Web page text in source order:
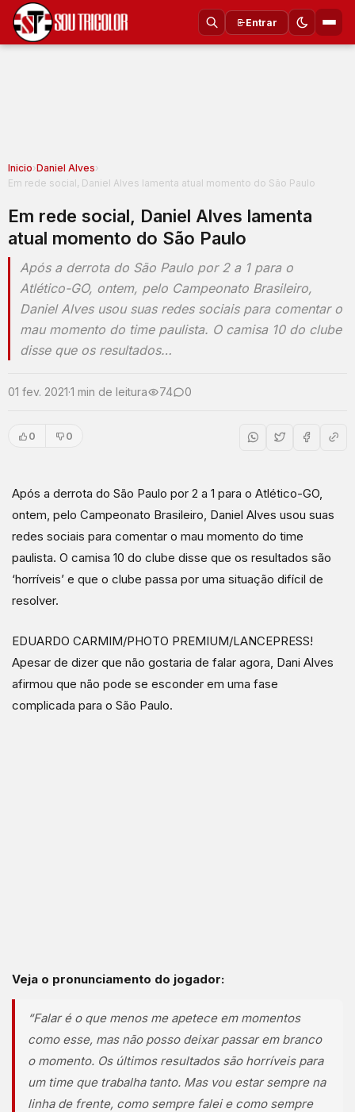
Entrar
Inicio›Daniel Alves›
Em rede social, Daniel Alves lamenta atual momento do São Paulo
Em rede social, Daniel Alves lamenta
atual momento do São Paulo
Após a derrota do São Paulo por 2 a 1 para o
Atlético-GO, ontem, pelo Campeonato Brasileiro,
Daniel Alves usou suas redes sociais para comentar o
mau momento do time paulista. O camisa 10 do clube
disse que os resultados…
01 fev. 2021·1 min de leitura 74 0
0 0
Após a derrota do São Paulo por 2 a 1 para o Atlético-GO,
ontem, pelo Campeonato Brasileiro, Daniel Alves usou suas
redes sociais para comentar o mau momento do time
paulista. O camisa 10 do clube disse que os resultados são
‘horríveis’ e que o clube passa por uma situação difícil de
resolver.
EDUARDO CARMIM/PHOTO PREMIUM/LANCEPRESS!
Apesar de dizer que não gostaria de falar agora, Dani Alves
afirmou que não pode se esconder em uma fase
complicada para o São Paulo.
Veja o pronunciamento do jogador:
“Falar é o que menos me apetece em momentos
como esse, mas não posso deixar passar em branco
o momento. Os últimos resultados são horríveis para
um time que trabalha tanto. Mas vou estar sempre na
linha de frente, como sempre falei e como sempre